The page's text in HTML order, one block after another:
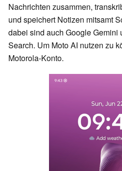
Nachrichten zusammen,
und speichert Notizen mitsamt
dabei sind auch Google Gemini
Search. Um Moto AI nutzen zu
Motorola-Konto.